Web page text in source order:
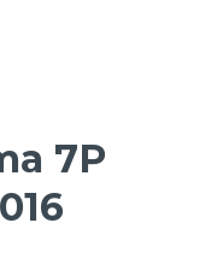
7P